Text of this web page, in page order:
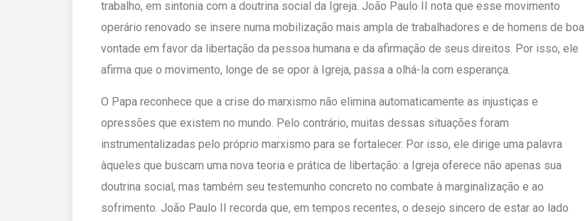
trabalho, em sintonia com a doutrina social da Igreja. João Paulo II nota que esse movimento
operário renovado se insere numa mobilização mais ampla de trabalhadores e de homens de boa
vontade em favor da libertação da pessoa humana e da afirmação de seus direitos. Por isso, ele
afirma que o movimento, longe de se opor à Igreja, passa a olhá-la com esperança.
O Papa reconhece que a crise do marxismo não elimina automaticamente as injustiças e
opressões que existem no mundo. Pelo contrário, muitas dessas situações foram
instrumentalizadas pelo próprio marxismo para se fortalecer. Por isso, ele dirige uma palavra
àqueles que buscam uma nova teoria e prática de libertação: a Igreja oferece não apenas sua
doutrina social, mas também seu testemunho concreto no combate à marginalização e ao
sofrimento. João Paulo II recorda que, em tempos recentes, o desejo sincero de estar ao lado